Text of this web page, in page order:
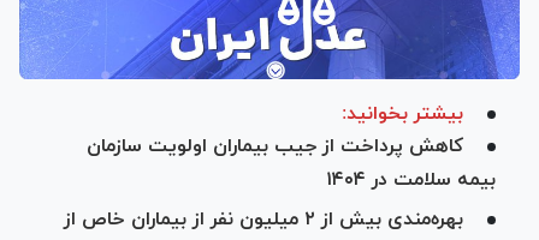
بیشتر بخوانید:
کاهش پرداخت از جیب بیماران اولویت سازمان
بیمه سلامت در ۱۴۰۴
بهره‌مندی بیش از ۲ میلیون نفر از بیماران خاص از